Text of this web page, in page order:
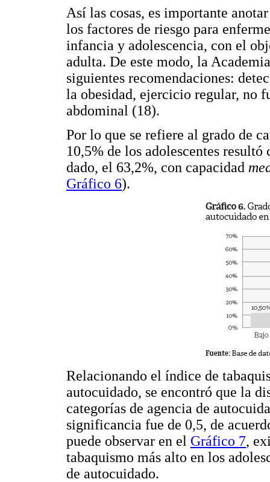
Así las cosas, es importante
los factores de riesgo para
infancia y adolescencia, con el
adulta. De este modo, la
siguientes recomendaciones:
la obesidad, ejercicio regular, no
abdominal (18).
Por lo que se refiere al grado de
10,5% de los adolescentes
dado, el 63,2%, con capacidad
Gráfico 6).
Relacionando el índice de
autocuidado, se encontró que la
categorías de agencia de
significancia fue de 0,5, de
puede observar en el Gráfico 7,
tabaquismo más alto en los
de autocuidado.